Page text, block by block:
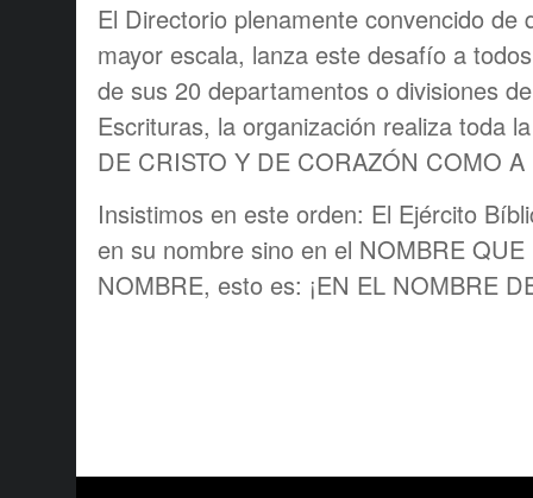
El Directorio plenamente convencido de
mayor escala, lanza este desafío a
de sus 20 departamentos o divisiones
Escrituras, la organización realiza toda
DE CRISTO Y DE CORAZÓN COMO
Insistimos en este orden: El Ejército
en su nombre sino en el NOMBRE
NOMBRE, esto es: ¡EN EL NOMBRE